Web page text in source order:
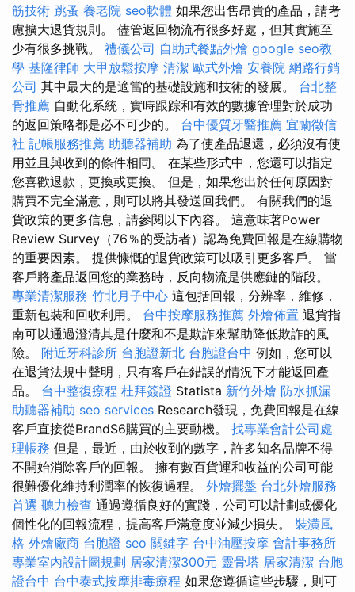
筋技術 跳蚤 養老院 seo軟體 如果您出售昂貴的產品，請考
慮擴大退貨規則。 儘管返回物流有很多好處，但其實施至
少有很多挑戰。 禮儀公司 自助式餐點外燴 google seo教
學 基隆律師 大甲放鬆按摩 清潔 歐式外燴 安養院 網路行銷
公司 其中最大的是適當的基礎設施和技術的發展。 台北整
骨推薦 自動化系統，實時跟踪和有效的數據管理對於成功
的返回策略都是必不可少的。 台中優質牙醫推薦 宜蘭徵信
社 記帳服務推薦 助聽器補助 為了使產品退還，必須沒有使
用並且與收到的條件相同。 在某些形式中，您還可以指定
您喜歡退款，更換或更換。 但是，如果您出於任何原因對
購買不完全滿意，則可以將其發送回我們。 有關我們的退
貨政策的更多信息，請參閱以下內容。 這意味著Power
Review Survey（76％的受訪者）認為免費回報是在線購物
的重要因素。 提供慷慨的退貨政策可以吸引更多客戶。 當
客戶將產品返回您的業務時，反向物流是供應鏈的階段。
專業清潔服務 竹北月子中心 這包括回報，分辨率，維修，
重新包裝和回收利用。 台中按摩服務推薦 外燴佈置 退貨指
南可以通過澄清其是什麼和不是欺詐來幫助降低欺詐的風
險。 附近牙科診所 台胞證新北 台胞證台中 例如，您可以
在退貨法規中聲明，只有客戶在錯誤的情況下才能返回產
品。 台中整復療程 杜拜簽證 Statista 新竹外燴 防水抓漏
助聽器補助 seo services Research發現，免費回報是在線
客戶直接從BrandS6購買的主要動機。 找專業會計公司處
理帳務 但是，最近，由於收到的數字，許多知名品牌不得
不開始消除客戶的回報。 擁有數百貨運和收益的公司可能
很難優化維持利潤率的恢復過程。 外燴擺盤 台北外燴服務
首選 聽力檢查 通過遵循良好的實踐，公司可以計劃或優化
個性化的回報流程，提高客戶滿意度並減少損失。 裝潢風
格 外燴廠商 台胞證 seo 關鍵字 台中油壓按摩 會計事務所
專業室內設計圖規劃 居家清潔300元 靈骨塔 居家清潔 台胞
證台中 台中泰式按摩排毒療程 如果您遵循這些步驟，則可